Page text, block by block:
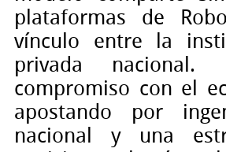
plataformas de
vínculo entre la
privada nacional.
compromiso con el
apostando por
nacional y una